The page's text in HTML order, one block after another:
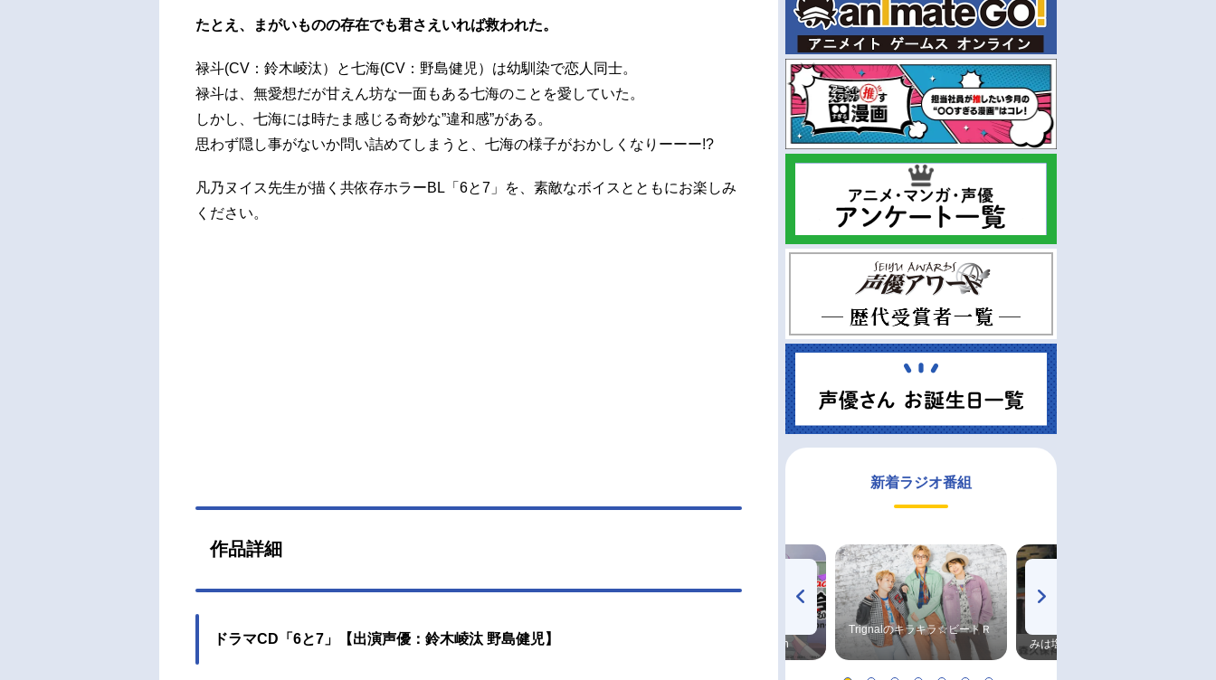
たとえ、まがいものの存在でも君さえいれば救われた。
禄斗(CV：鈴木崚汰）と七海(CV：野島健児）は幼馴染で恋人同士。
禄斗は、無愛想だが甘えん坊な一面もある七海のことを愛していた。
しかし、七海には時たま感じる奇妙な”違和感”がある。
思わず隠し事がないか問い詰めてしまうと、七海の様子がおかしくなりーーー!?
凡乃ヌイス先生が描く共依存ホラーBL「6と7」を、素敵なボイスとともにお楽しみ
ください。
作品詳細
ドラマCD「6と7」【出演声優：鈴木崚汰 野島健児】
新着ラジオ番組
高橋美紀のおんぷの気持ち
♪ in アニメイトタイムズ
radio 大直会 2nd season
Trignalのキラキラ☆ビートＲ
みは塩だけ